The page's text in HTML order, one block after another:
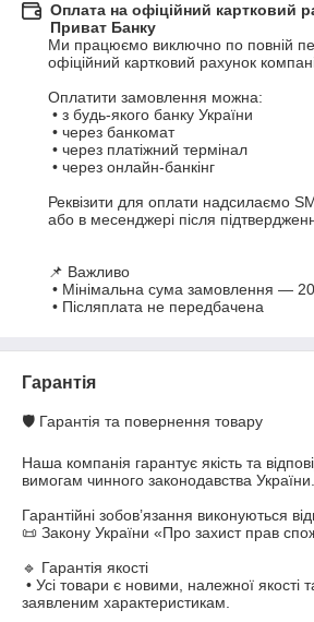
Оплата на офіційний картковий
Приват Банку
Ми працюємо виключно по повній
офіційний картковий рахунок
Оплатити замовлення можна:
Реквізити для оплати надсилаємо
або в месенджері після
📌 Важливо
• Післяплата не передбачена
Гарантія
🛡️ Гарантія та повернення товару
Наша компанія гарантує якість та
вимогам чинного законодавства України.
Гарантійні зобов’язання виконуються
📜 Закону України «Про захист прав
🔹 Гарантія якості
заявленим характеристикам.